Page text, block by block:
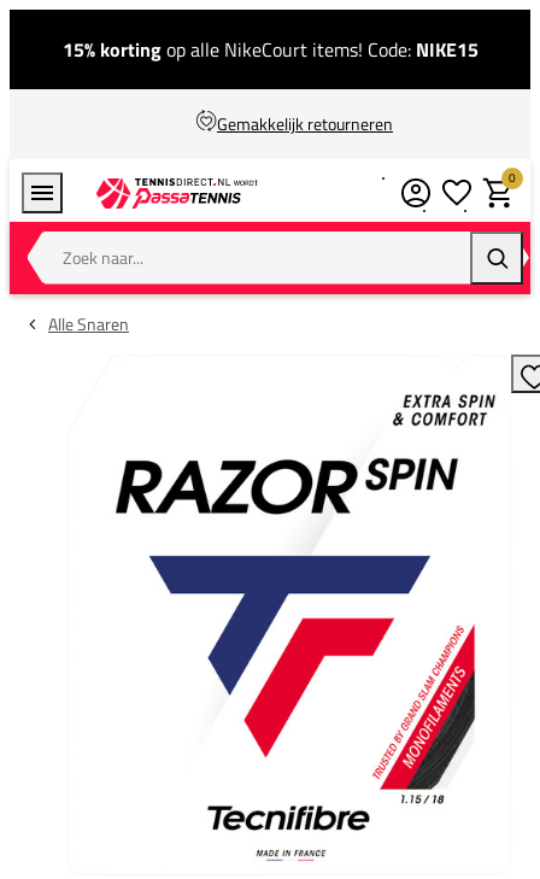
15% kortingop alle NikeCourt items! Code: NIKE15
Gemakkelijk retourneren
Zoek naar...
0
Alle Snaren